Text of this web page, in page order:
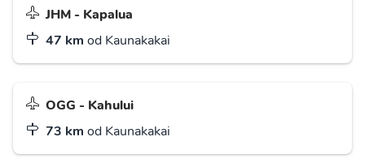
JHM - Kapalua
47 km od Kaunakakai
OGG - Kahului
73 km od Kaunakakai